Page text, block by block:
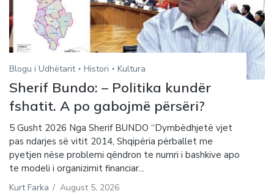
Blogu i Udhëtarit Histori Kultura
Sherif Bundo: – Politika kundër
fshatit. A po gabojmë përsëri?
5 Gusht 2026 Nga Sherif BUNDO “Dymbëdhjetë vjet
pas ndarjes së vitit 2014, Shqipëria përballet me
pyetjen nëse problemi qëndron te numri i bashkive apo
te modeli i organizimit financiar...
Kurt Farka / August 5, 2026